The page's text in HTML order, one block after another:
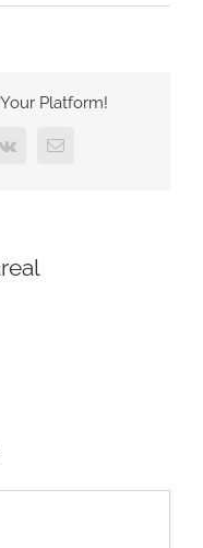
Platform!
Vk Email